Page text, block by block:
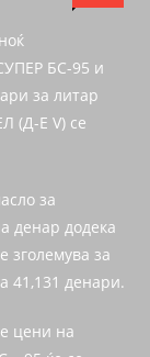
БС-95 и
за литар
(Д-Е V) се
за
денар додека
за
41,131 денари.
цени на